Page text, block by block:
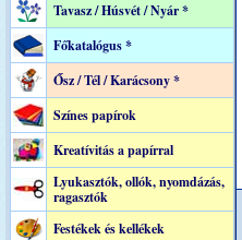
Tavasz / Húsvét / Nyár *
Főkatalógus *
Ősz / Tél / Karácsony *
Színes papírok
Kreatívitás a papírral
Lyukasztók, ollók, nyomdázás,
ragasztók
Festékek és kellékek